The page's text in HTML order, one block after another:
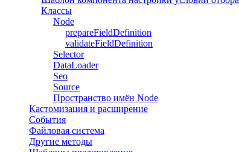
Классы
Node
prepareFieldDefinition
validateFieldDefinition
Selector
DataLoader
Seo
Source
Пространство имён Node
Кастомизация и расширение
События
Файловая система
Другие методы